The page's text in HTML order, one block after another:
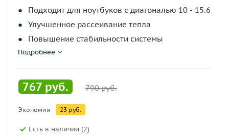
Подходит для ноутбуков с диагональю 10 - 15.6
Улучшенное рассеивание тепла
Повышение стабильности системы
Низкий уровень потребления электроэнергии
ноутбука 2xUSB 2.0
Габариты устройства 340 х 265 х 30 мм
Скоростной вентилятор 1x1200 ± 10% RPM
Подробнее
767 руб. 790руб.
Экономия 23 руб.
Есть в наличии (2)